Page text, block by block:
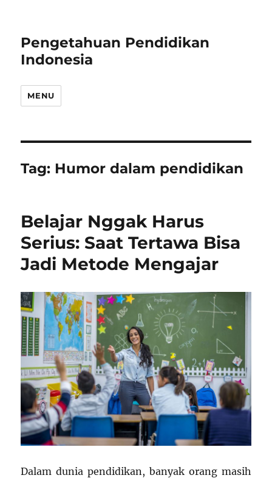
Pengetahuan Pendidikan
Indonesia
MENU
Tag: Humor dalam pendidikan
Belajar Nggak Harus
Serius: Saat Tertawa Bisa
Jadi Metode Mengajar
Dalam dunia pendidikan, banyak orang masih